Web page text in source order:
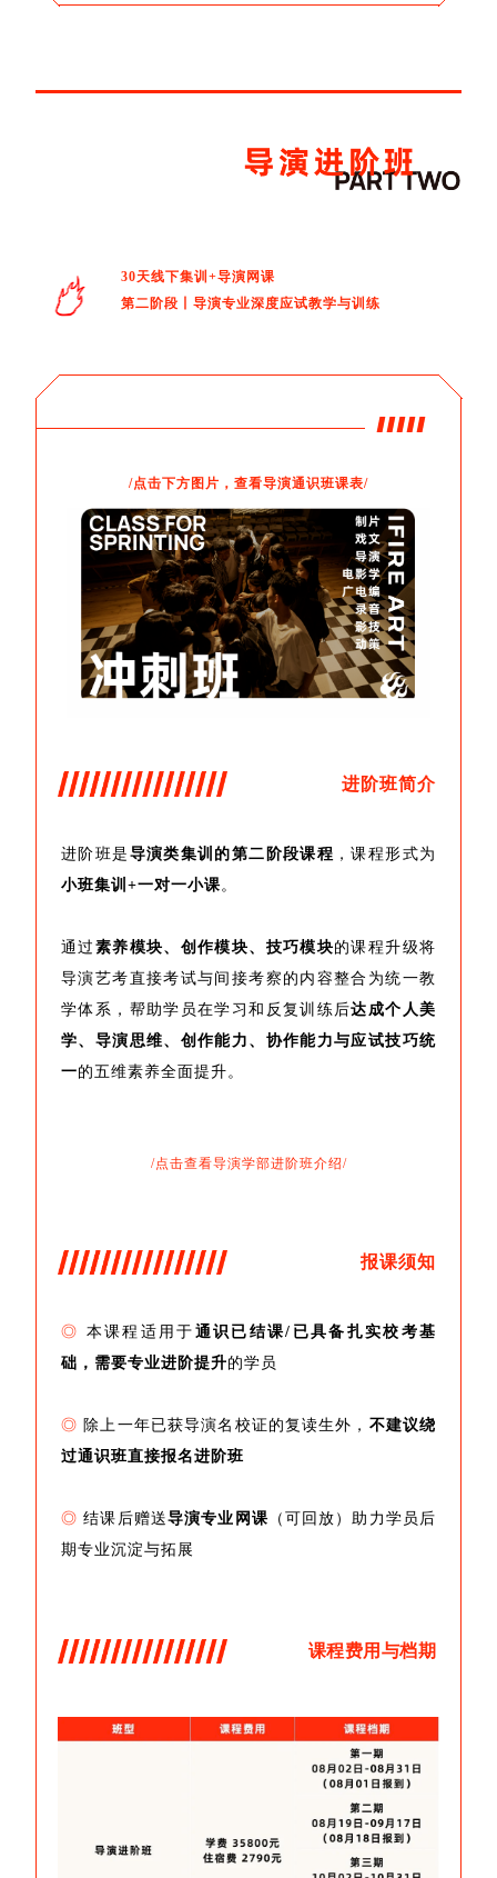
30天线下集训+导演网课
第二阶段丨导演专业深度应试教学与训练
/点击下方图片，查看导演通识班课表/
进阶班简介
进阶班是 导演类集训的第二阶段课程 ，课程形式为
小班集训+一对一小课。
通过 素养模块、创作模块、技巧模块的课程升级将
导演艺考直接考试与间接考察的内容整合为统一教
学体系，帮助学员在学习和反复训练后达成个人美
学、导演思维、创作能力、协作能力与应试技巧统
一的五维素养全面提升。
/点击查看导演学部进阶班介绍/
报课须知
◎ 本课程适用于 通识已结课/已具备扎实校考基
础，需要专业进阶提升的学员
◎ 除上一年已获导演名校证的复读生外， 不建议绕
过通识班直接报名进阶班
◎ 结课后赠送导演专业网课（可回放）助力学员后
期专业沉淀与拓展
课程费用与档期